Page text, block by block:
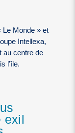
Le Monde » et
Intellexa,
au centre de
l’île.
exil